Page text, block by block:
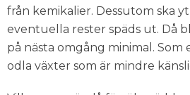
från kemikalier. Dessutom ska
eventuella rester späds ut. Då
på nästa omgång minimal. Som
odla växter som är mindre